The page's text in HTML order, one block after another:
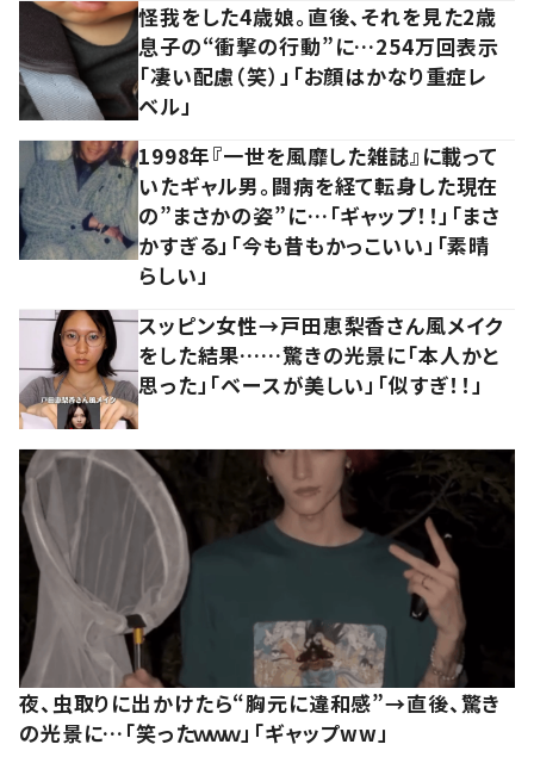
怪我をした4歳娘。直後、それを見た2歳
息子の“衝撃の行動”に…254万回表示
「凄い配慮（笑）」「お顔はかなり重症レ
ベル」
1998年『一世を風靡した雑誌』に載って
いたギャル男。闘病を経て転身した現在
の”まさかの姿”に…「ギャップ！！」「まさ
かすぎる」「今も昔もかっこいい」「素晴
らしい」
スッピン女性→戸田恵梨香さん風メイク
をした結果……驚きの光景に「本人かと
思った」「ベースが美しい」「似すぎ！！」
夜、虫取りに出かけたら“胸元に違和感”→直後、驚き
の光景に…「笑ったｗｗｗ」「ギャップww」